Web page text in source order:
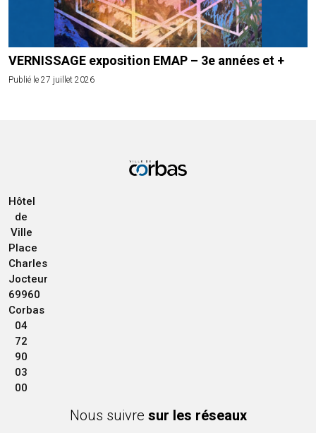
VERNISSAGE exposition EMAP – 3e années et +
Publié le 27 juillet 2026
Hôtel
de
Ville
Place
Charles
Jocteur
69960
Corbas
04
72
90
03
00
Nous suivre sur les réseaux